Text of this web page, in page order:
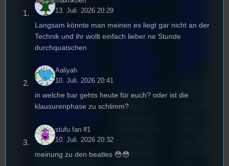
44.
Stummfil
mwoche
2026: Ein
Interview
mit der
Festivalle
iterin
Die
Stummfilmwoche in
Kollekt
Wie ist Techno
überhaupt
Regensburg
Beerpo
am 7.Juli 2026
13. Juli. 2026 20:29
Langsam könnte man meinen es liegt gar nicht an der
Technik und ihr wollt einfach lieber ne Stunde
durchquatschen
Aaliyah
10. Juli. 2026 20:41
in welche bar gehts heute für euch? oder ist die
klausurenphase zu schlimm?
stufu fan #1
10. Juli. 2026 20:32
meinung zu den beatles 😳😳